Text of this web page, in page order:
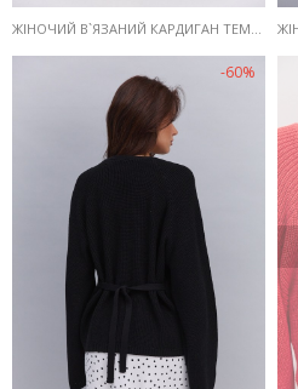
ЖІНОЧИЙ В`ЯЗАНИЙ КАРДИГАН ТЕМНО-КОРИЧНЕВИЙ ІЗ ЗАВ`ЯЗКАМИ НА ТАЛІЇ
-60%